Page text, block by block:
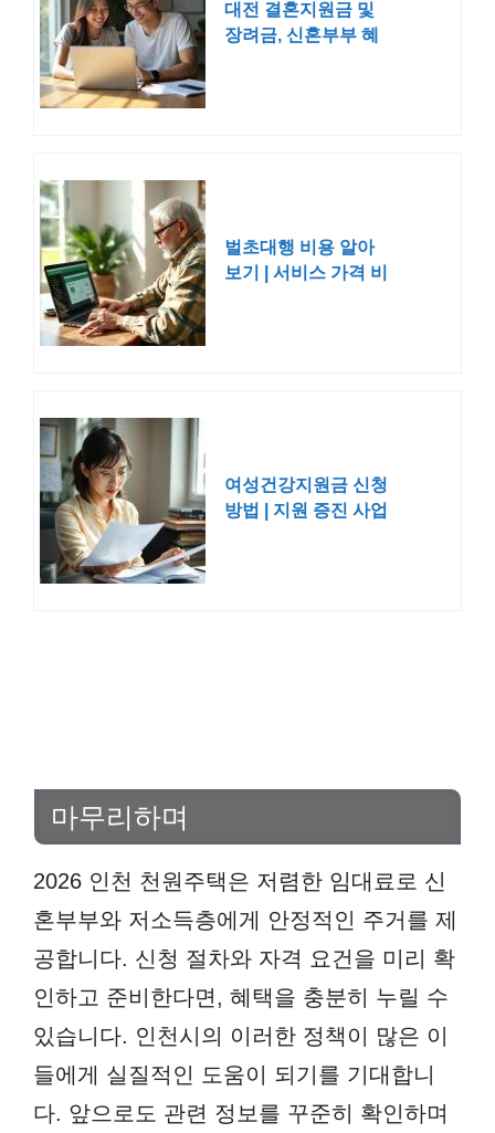
대전 결혼지원금 및
장려금, 신혼부부 혜
벌초대행 비용 알아
보기 | 서비스 가격 비
여성건강지원금 신청
방법 | 지원 증진 사업
마무리하며
2026 인천 천원주택은 저렴한 임대료로 신
혼부부와 저소득층에게 안정적인 주거를 제
공합니다. 신청 절차와 자격 요건을 미리 확
인하고 준비한다면, 혜택을 충분히 누릴 수
있습니다. 인천시의 이러한 정책이 많은 이
들에게 실질적인 도움이 되기를 기대합니
다. 앞으로도 관련 정보를 꾸준히 확인하며